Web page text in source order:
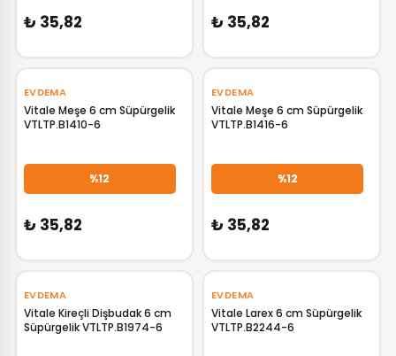
₺ 35,82 ₺ 35,82
EVDEMA
Vitale Meşe 6 cm Süpürgelik
VTLTP.B1410-6
%12
₺ 35,82
EVDEMA
Vitale Meşe 6 cm Süpürgelik
VTLTP.B1416-6
%12
₺ 35,82
EVDEMA
Vitale Kireçli Dişbudak 6 cm
Süpürgelik VTLTP.B1974-6
EVDEMA
Vitale Larex 6 cm Süpürgelik
VTLTP.B2244-6